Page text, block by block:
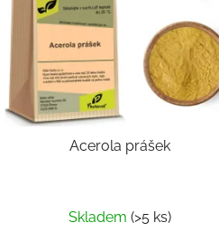
Acerola prášek
Skladem(>5 ks)